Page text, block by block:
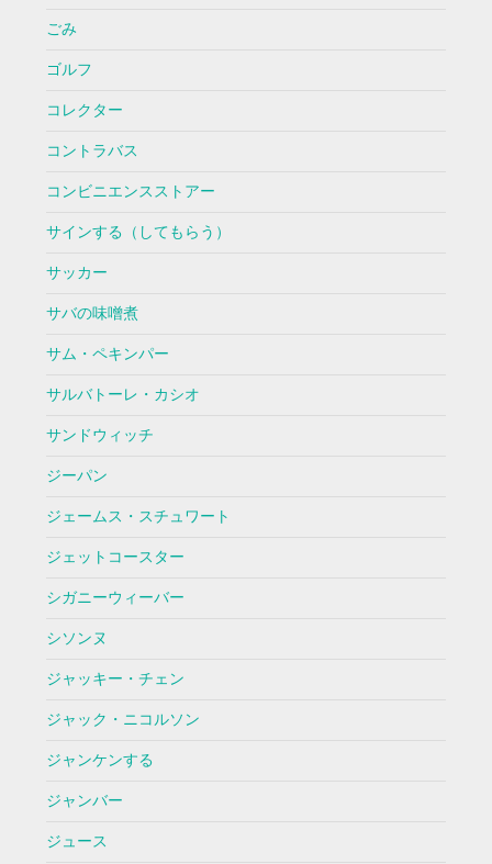
ごみ
ゴルフ
コレクター
コントラバス
コンビニエンスストアー
サインする（してもらう）
サッカー
サバの味噌煮
サム・ペキンパー
サルバトーレ・カシオ
サンドウィッチ
ジーパン
ジェームス・スチュワート
ジェットコースター
シガニーウィーバー
シソンヌ
ジャッキー・チェン
ジャック・ニコルソン
ジャンケンする
ジャンバー
ジュース